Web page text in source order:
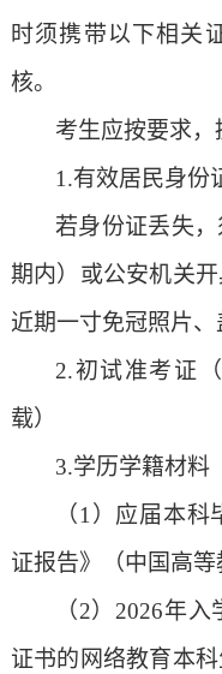
时须携带以下相关
核。
考生应按要求
1.有效居民身份
若身份证丢失
期内）或公安机关
近期一寸免冠照片、
2.初试准考证
载）
3.学历学籍材料
（1）应届本科
证报告》（中国高等
（2）2026年入
证书的网络教育本